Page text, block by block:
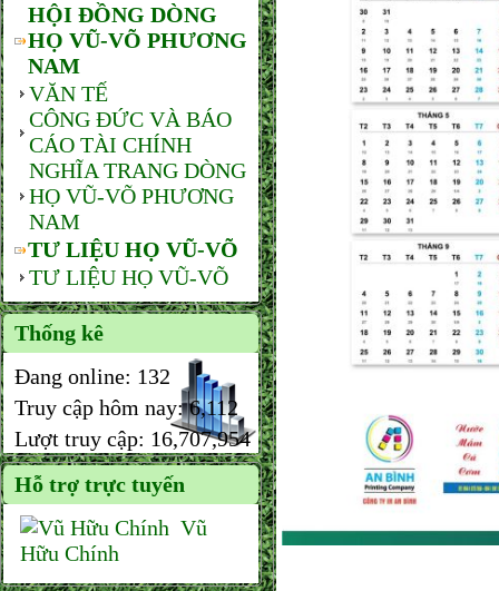
HỘI ĐỒNG DÒNG
HỌ VŨ-VÕ PHƯƠNG
NAM
VĂN TẾ
CÔNG ĐỨC VÀ BÁO
CÁO TÀI CHÍNH
NGHĨA TRANG DÒNG
HỌ VŨ-VÕ PHƯƠNG
NAM
TƯ LIỆU HỌ VŨ-VÕ
TƯ LIỆU HỌ VŨ-VÕ
Thống kê
Đang online: 132
Truy cập hôm nay:6,112
Lượt truy cập: 16,707,954
Hỗ trợ trực tuyến
Vũ
Hữu Chính